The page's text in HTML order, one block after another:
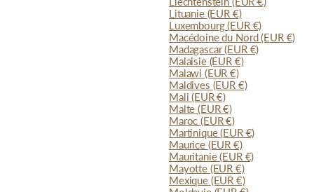
Lituanie (EUR €)
Luxembourg(EUR €)
Macédoine du Nord(EUR €)
Madagascar(EUR €)
Malaisie (EUR €)
Malawi (EUR €)
Maldives (EUR €)
Mali(EUR €)
Malte(EUR €)
Maroc(EUR €)
Martinique(EUR €)
Maurice (EUR €)
Mauritanie(EUR €)
Mayotte (EUR €)
Mexique (EUR €)